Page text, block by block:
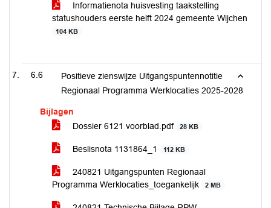
Informatienota huisvesting taakstelling
statushouders eerste helft 2024 gemeente Wijchen
104 KB
6.6
Positieve zienswijze Uitgangspuntennotitie
Regionaal Programma Werklocaties 2025-2028
Bijlagen
Dossier 6121 voorblad.pdf
28 KB
Beslisnota 1131864_1 112 KB
240821 Uitgangspunten Regionaal
Programma Werklocaties_toegankelijk
2 MB